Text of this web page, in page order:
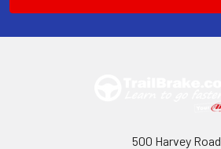
500 Harvey Road